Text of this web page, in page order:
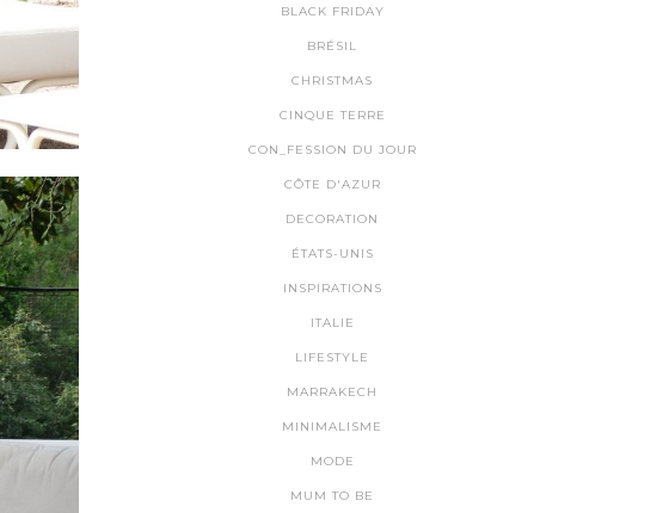
BLACK FRIDAY
BRÉSIL
CHRISTMAS
CINQUE TERRE
CON_FESSION DU JOUR
CÔTE D'AZUR
DECORATION
ÉTATS-UNIS
INSPIRATIONS
ITALIE
LIFESTYLE
MARRAKECH
MINIMALISME
MODE
MUM TO BE